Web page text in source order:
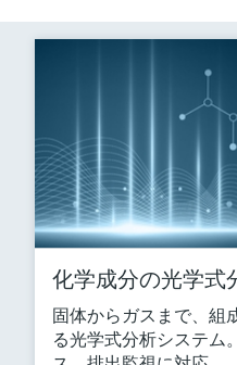
化学成分の光学式
固体からガスまで、組
る光学式分析システム